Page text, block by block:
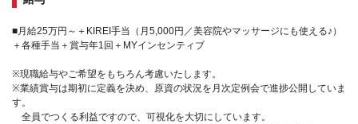
■月給25万円～＋KIREI手当（月5,000円／美容院やマッサージにも使える♪）
＋各種手当＋賞与年1回＋MYインセンティブ
※現職給与やご希望をもちろん考慮いたします。
※業績賞与は期初に定義を決め、原資の状況を月次定例会で進捗公開していま
す。
全員でつくる利益ですので、可視化を大切にしています。